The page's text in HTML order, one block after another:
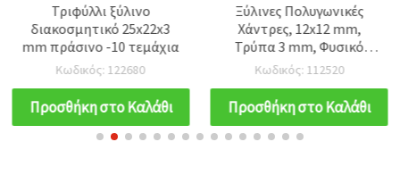
Τριφύλλι ξύλινο
διακοσμητικό 25x22x3
mm πράσινο -10 τεμάχια
Κωδικός: 122680
Προσθήκη στο Καλάθι
Ξύλινες Πολυγωνικές
Χάντρες, 12x12 mm,
Τρύπα 3 mm, Φυσικό
Ξύλο - 10 τεμ.
Κωδικός: 112520
Προσθήκη στο Καλάθι